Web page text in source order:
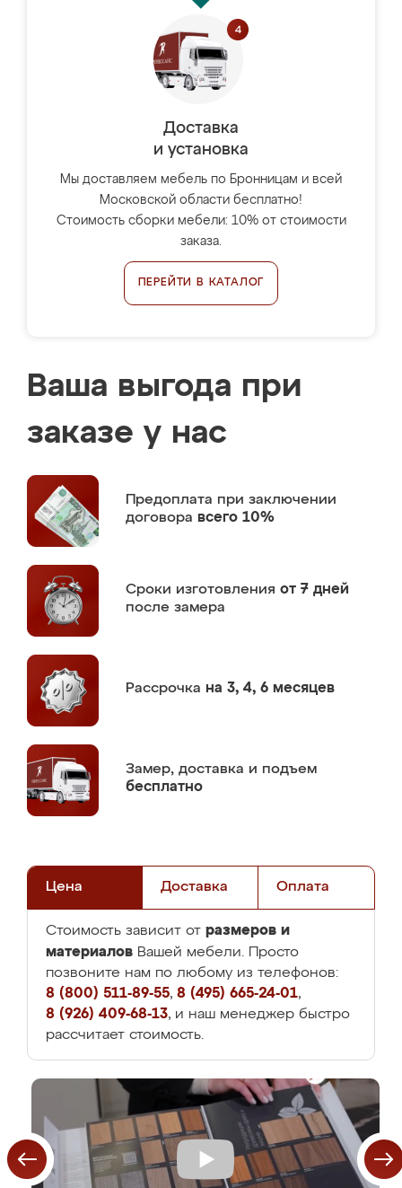
Доставка
и установка
Мы доставляем мебель по Бронницам и всей
Московской области бесплатно!
Стоимость сборки мебели: 10% от стоимости
заказа.
ПЕРЕЙТИ В КАТАЛОГ
Ваша выгода при
заказе у нас
Предоплата при заключении
договора всего 10%
Сроки изготовления от 7 дней
после замера
Рассрочка на 3, 4, 6 месяцев
Замер, доставка и подъем
бесплатно
Цена Доставка Оплата
Стоимость зависит от размеров и
материалов Вашей мебели. Просто
позвоните нам по любому из телефонов:
8 (800) 511-89-55, 8 (495) 665-24-01,
8 (926) 409-68-13, и наш менеджер быстро
рассчитает стоимость.